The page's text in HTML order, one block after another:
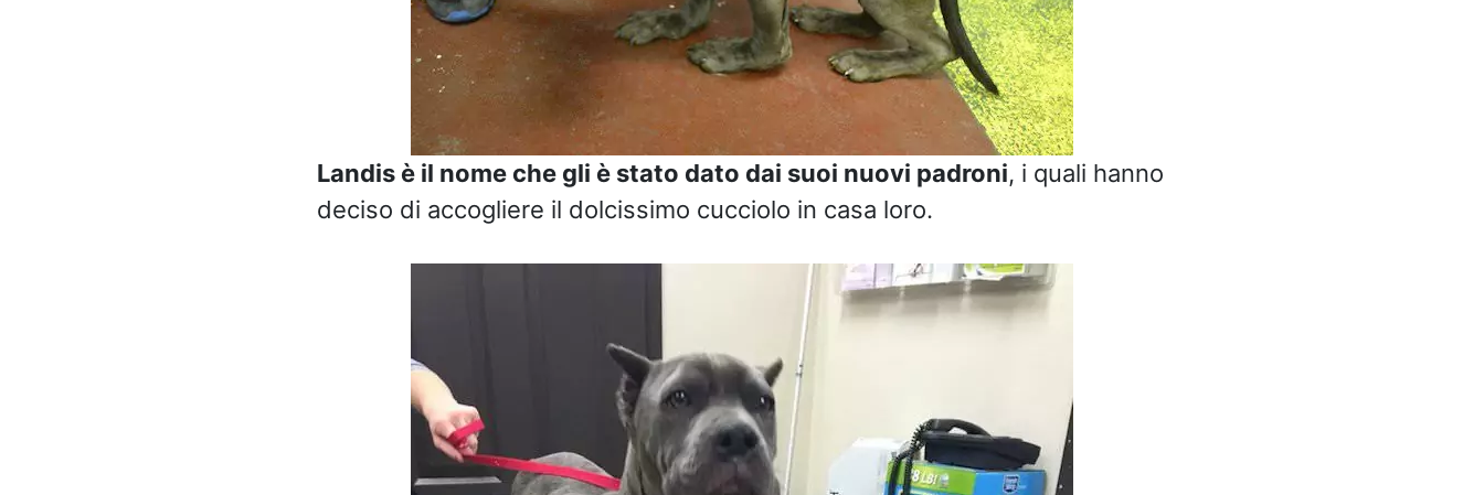
Landis è il nome che gli è stato dato dai suoi nuovi padroni, i quali hanno
deciso di accogliere il dolcissimo cucciolo in casa loro.